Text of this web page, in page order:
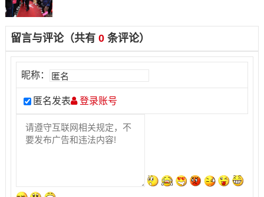
留言与评论（共有 0条评论）
昵称：
匿名发表 登录账号